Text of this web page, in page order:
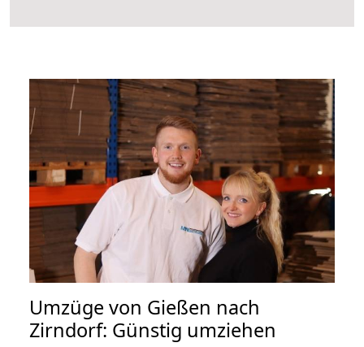
Umzüge von Gießen nach
Zirndorf: Günstig umziehen